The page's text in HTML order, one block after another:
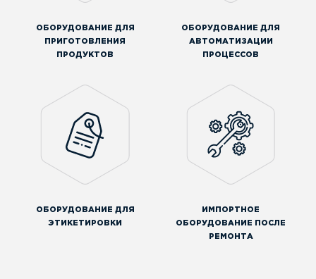
ОБОРУДОВАНИЕ ДЛЯ
ПРИГОТОВЛЕНИЯ
ПРОДУКТОВ
ОБОРУДОВАНИЕ ДЛЯ
АВТОМАТИЗАЦИИ
ПРОЦЕССОВ
ОБОРУДОВАНИЕ ДЛЯ
ЭТИКЕТИРОВКИ
ИМПОРТНОЕ
ОБОРУДОВАНИЕ ПОСЛЕ
РЕМОНТА